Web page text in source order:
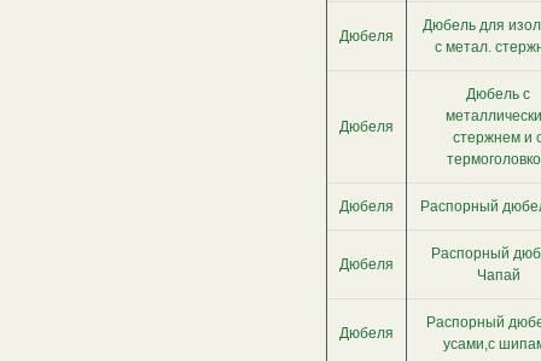
Дюбеля
Дюбель для
с метал.
Дюбеля
Дюбель с
стержнем и
Дюбеля Распорный
Дюбеля
Распорный
Чапай
Дюбеля
Распорный
усами,с